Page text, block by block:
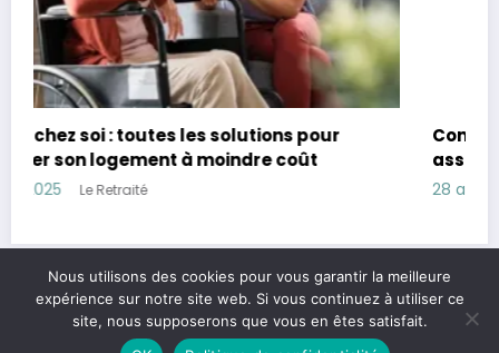
Combien avoir de côté à 60 ans : Guide pour
assurer sa retraite et sa sécurité financière
28 avril 2025
Legal & contact Politique de confidentialité
A propos
Newscrunch - Magazine & BlogWordPressThème 2026 | Powered By
Nous utilisons des cookies pour vous garantir la meilleure
expérience sur notre site web. Si vous continuez à utiliser ce
site, nous supposerons que vous en êtes satisfait.